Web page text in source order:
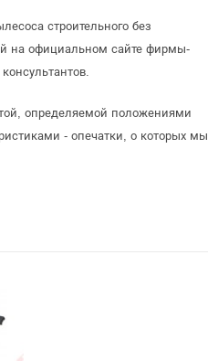
строительного без
на официальном сайте фирмы-
определяемой положениями
- опечатки, о которых мы